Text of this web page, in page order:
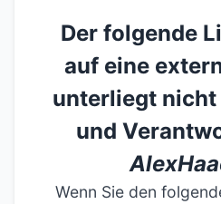
Der folgende
auf eine
unterliegt
und
Wenn Sie den